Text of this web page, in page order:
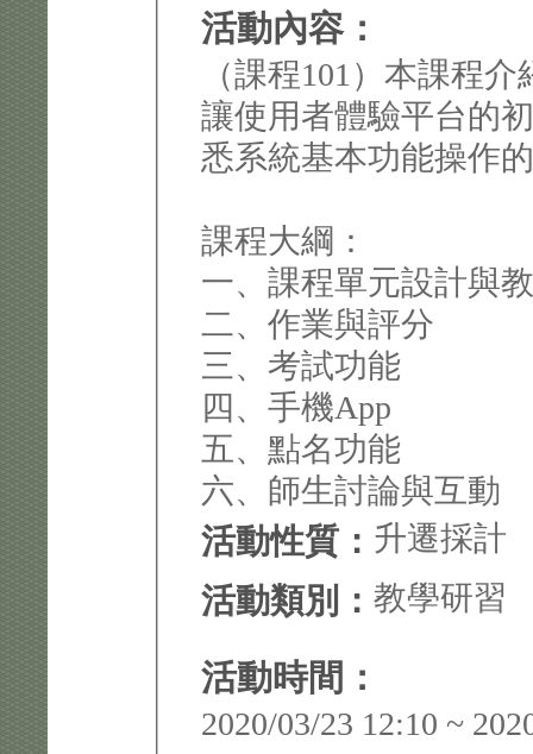
活動內容：
（課程101）本課程
讓使用者體驗平台的
悉系統基本功能操作
課程大綱：
一、課程單元設計與
二、作業與評分
三、考試功能
四、手機App
五、點名功能
六、師生討論與互動
活動性質： 升遷採計
活動類別： 教學研習
活動時間：
2020/03/23 12:10 ~